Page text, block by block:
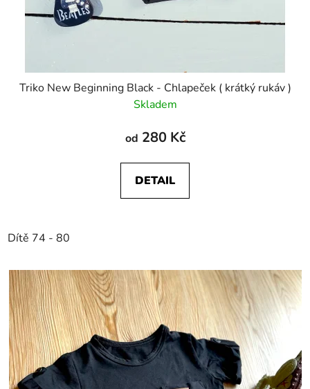
Triko New Beginning Black - Chlapeček ( krátký rukáv )
Skladem
od 280 Kč
DETAIL
Dítě 74 - 80